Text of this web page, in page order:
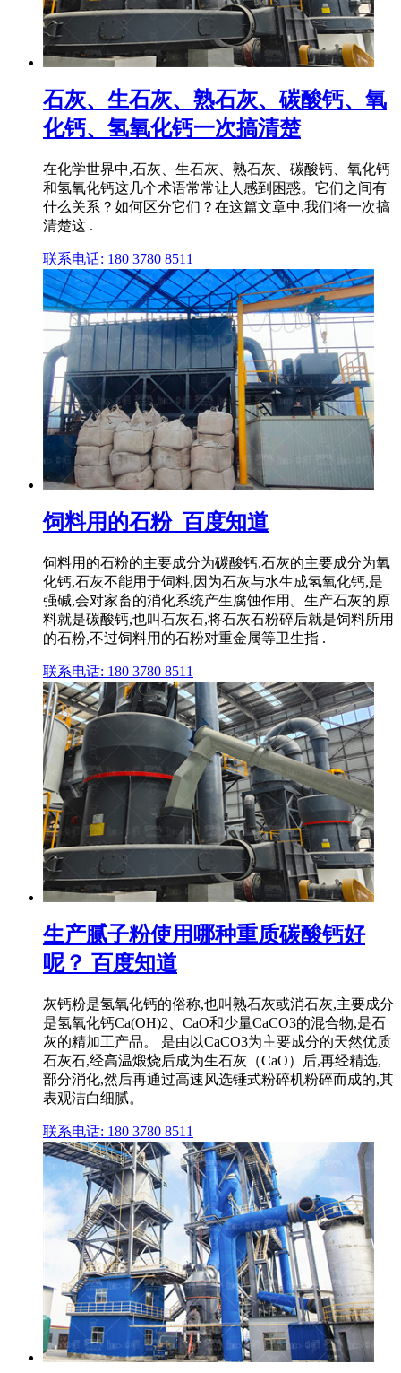
石灰、生石灰、熟石灰、碳酸钙、氧
化钙、氢氧化钙一次搞清楚
在化学世界中,石灰、生石灰、熟石灰、碳酸钙、氧化钙
和氢氧化钙这几个术语常常让人感到困惑。它们之间有
什么关系？如何区分它们？在这篇文章中,我们将一次搞
清楚这 .
联系电话: 180 3780 8511
饲料用的石粉_百度知道
饲料用的石粉的主要成分为碳酸钙,石灰的主要成分为氧
化钙,石灰不能用于饲料,因为石灰与水生成氢氧化钙,是
强碱,会对家畜的消化系统产生腐蚀作用。生产石灰的原
料就是碳酸钙,也叫石灰石,将石灰石粉碎后就是饲料所用
的石粉,不过饲料用的石粉对重金属等卫生指 .
联系电话: 180 3780 8511
生产腻子粉使用哪种重质碳酸钙好
呢？ 百度知道
灰钙粉是氢氧化钙的俗称,也叫熟石灰或消石灰,主要成分
是氢氧化钙Ca(OH)2、CaO和少量CaCO3的混合物,是石
灰的精加工产品。 是由以CaCO3为主要成分的天然优质
石灰石,经高温煅烧后成为生石灰（CaO）后,再经精选,
部分消化,然后再通过高速风选锤式粉碎机粉碎而成的,其
表观洁白细腻。
联系电话: 180 3780 8511